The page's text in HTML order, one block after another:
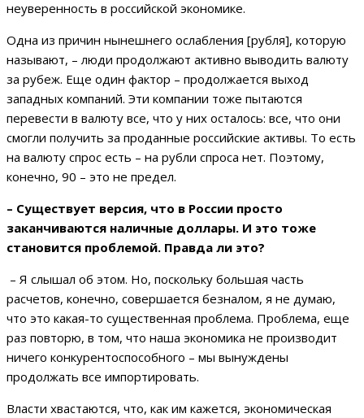
неуверенность в российской экономике.
Одна из причин нынешнего ослабления [рубля], которую
называют, – люди продолжают активно выводить валюту
за рубеж. Еще один фактор – продолжается выход
западных компаний. Эти компании тоже пытаются
перевести в валюту все, что у них осталось: все, что они
смогли получить за проданные российские активы. То есть
на валюту спрос есть – на рубли спроса нет. Поэтому,
конечно, 90 – это не предел.
– Существует версия, что в России просто
заканчиваются наличные доллары. И это тоже
становится проблемой. Правда ли это?
– Я слышал об этом. Но, поскольку большая часть
расчетов, конечно, совершается безналом, я не думаю,
что это какая-то существенная проблема. Проблема, еще
раз повторю, в том, что наша экономика не производит
ничего конкурентоспособного – мы вынуждены
продолжать все импортировать.
Власти хвастаются, что, как им кажется, экономическая